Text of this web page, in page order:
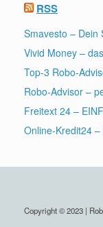
RSS
Smavesto – Dein
Vivid Money –
Top-3 Robo-
Robo-Advisor –
Freitext 24 –
Online-Kredit24 –
Copyright © 2023 |